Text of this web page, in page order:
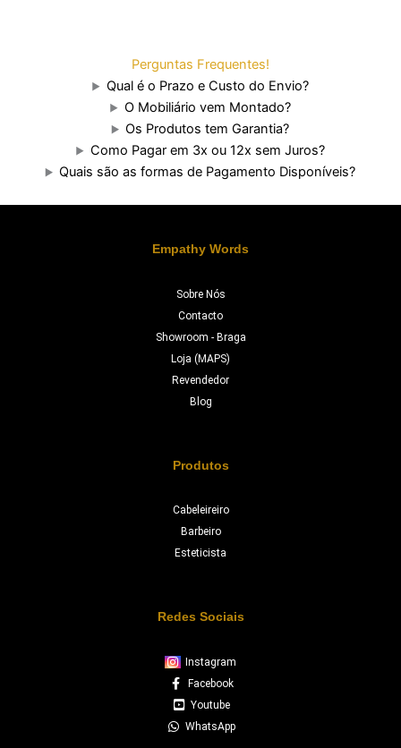
Perguntas Frequentes!
Qual é o Prazo e Custo do Envio?
O Mobiliário vem Montado?
Os Produtos tem Garantia?
Como Pagar em 3x ou 12x sem Juros?
Quais são as formas de Pagamento Disponíveis?
Empathy Words
Sobre Nós
Contacto
Showroom - Braga
Loja (MAPS)
Revendedor
Blog
Produtos
Cabeleireiro
Barbeiro
Esteticista
Redes Sociais
Instagram
Facebook
Youtube
WhatsApp